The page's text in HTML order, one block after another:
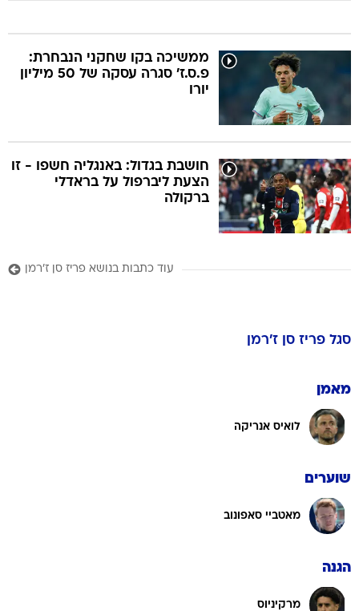
ממשיכה בקו שחקני הנבחרת:
פ.ס.ז' סגרה עסקה של 50 מיליון
יורו
חושבת בגדול: באנגליה חשפו - זו
הצעת ליברפול על בראדלי
ברקולה
עוד כתבות בנושא פריז סן ז'רמן
סגל פריז סן ז'רמן
מאמן
לואיס אנריקה
שוערים
מאטביי סאפונוב
הגנה
מרקיניוס